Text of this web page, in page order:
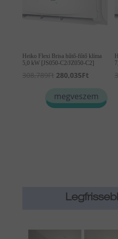
Heiko Flexi Brisa hűtő-fűtő klíma
5,0 kW [JS050-C2/JZ050-C2]
308,789Ft Original
was:
308,789Ft.
280,035FtCurrent
is:
280,035Ft.
megveszem